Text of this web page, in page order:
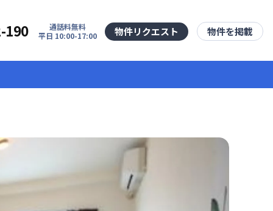
190
通話料無料
平日 10:00-17:00
物件リクエスト 物件を掲載